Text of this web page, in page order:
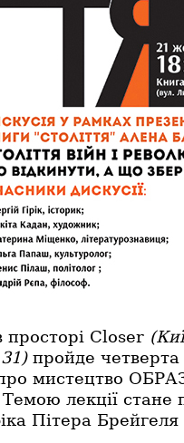
просторі Closer
пройде четверта
мистецтво
лекції стане
Пітера